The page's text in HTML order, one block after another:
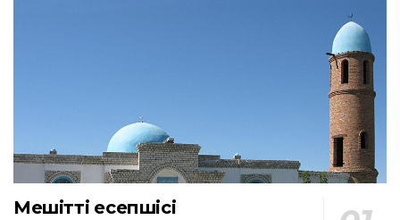
Мешіттің есепшісі